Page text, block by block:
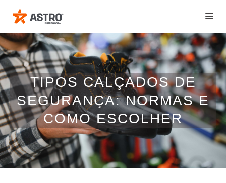
para
o
conteúdo
TIPOS CALÇADOS DE
SEGURANÇA: NORMAS E
COMO ESCOLHER